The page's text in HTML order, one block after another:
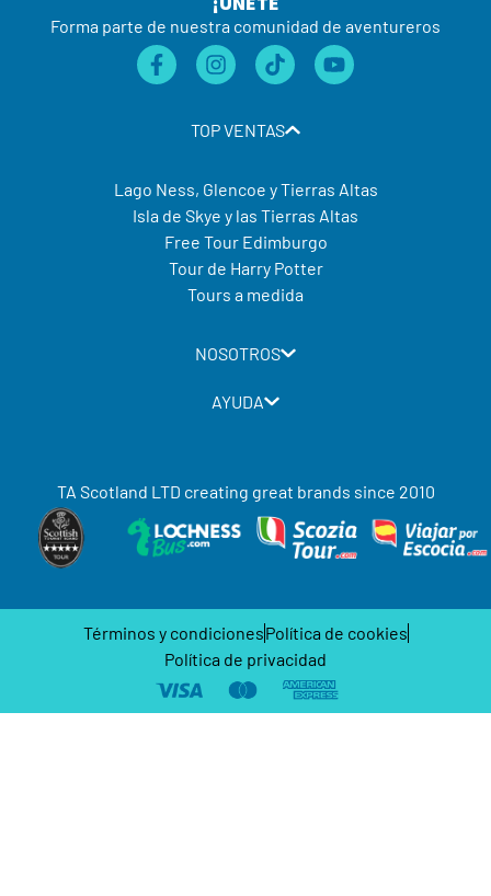
Forma parte de nuestra comunidad de aventureros
TOP VENTAS
Lago Ness, Glencoe y Tierras Altas
Isla de Skye y las Tierras Altas
Free Tour Edimburgo
Tour de Harry Potter
Tours a medida
NOSOTROS
AYUDA
TA Scotland LTD creating great brands since 2010
Términos y condicionesPolítica de cookies
Política de privacidad